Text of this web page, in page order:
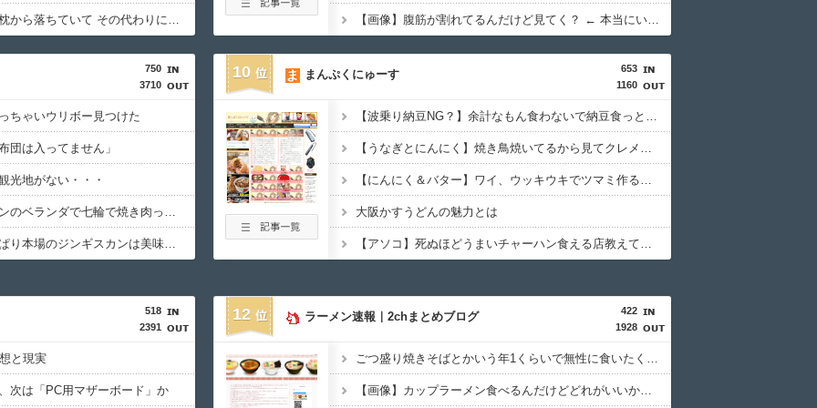
朝起きると自分の頭は枕から落ちていて その代わりに猫が枕をベッドにしておねんねしていた。【再】 【画像】腹筋が割れてるんだけど見てく？ ← 本当にいい体してるわｗ
750
3710
ちゃいウリボー見つけた
団は入ってません」
光地がない・・・
もしかして、マンションのベランダで七輪で焼き肉ってダメなの？????
【悲報】観光客「やっぱり本場のジンギスカンは美味い！」道民ワイ「ぷっwwww」
10
653
1160
まんぷくにゅーす
【波乗り納豆NG？】余計なもん食わないで納豆食っときゃ間違いないことが判明した
【うなぎとにんにく】焼き鳥焼いてるから見てクレメンスｗｗｗ（画像あり）
【にんにく＆バター】ワイ、ウッキウキでツマミ作る（画像あり）
大阪かすうどんの魅力とは
【アソコ】死ぬほどうまいチャーハン食える店教えてクレメンスwwwwwwww
518
2391
と現実
次は「PC用マザーボード」か
12
422
1928
ラーメン速報｜2chまとめブログ
ごつ盛り焼きそばとかいう年1くらいで無性に食いたくなるやつwwwwwwww
【画像】カップラーメン食べるんだけどどれがいいかな！？w